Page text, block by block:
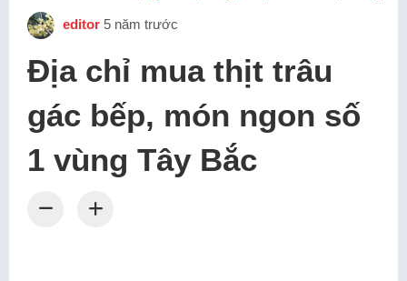
editor 5 năm trước
Địa chỉ mua thịt trâu
gác bếp, món ngon số
1 vùng Tây Bắc